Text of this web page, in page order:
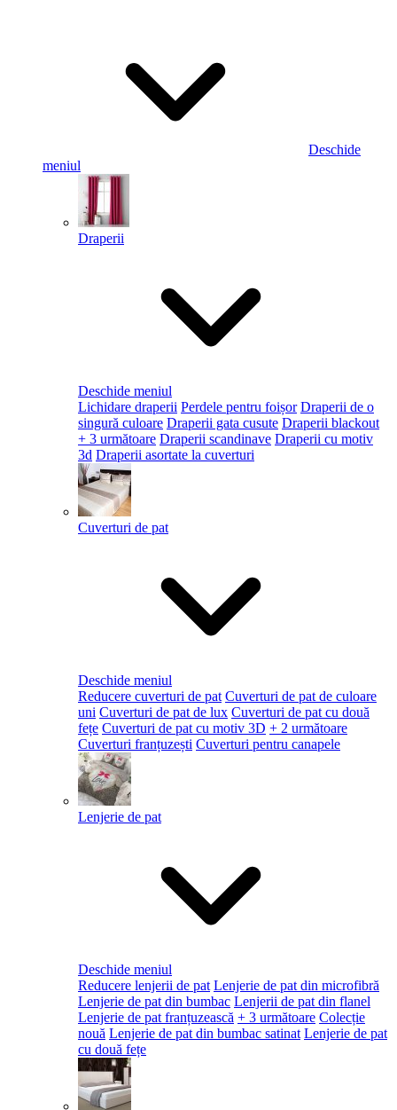
Deschide
meniul
Draperii
Deschide meniul
Lichidare draperii Perdele pentru foișor Draperii de o
singură culoare Draperii gata cusute Draperii blackout
+ 3 următoare Draperii scandinave Draperii cu motiv
3d Draperii asortate la cuverturi
Cuverturi de pat
Deschide meniul
Reducere cuverturi de pat Cuverturi de pat de culoare
uni Cuverturi de pat de lux Cuverturi de pat cu două
fețe Cuverturi de pat cu motiv 3D + 2 următoare
Cuverturi franțuzești Cuverturi pentru canapele
Lenjerie de pat
Deschide meniul
Reducere lenjerii de pat Lenjerie de pat din microfibră
Lenjerie de pat din bumbac Lenjerii de pat din flanel
Lenjerie de pat franțuzească + 3 următoare Colecție
nouă Lenjerie de pat din bumbac satinat Lenjerie de pat
cu două fețe